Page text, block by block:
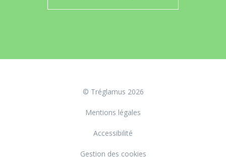
© Tréglamus 2026
Mentions légales
Accessibilité
Gestion des cookies